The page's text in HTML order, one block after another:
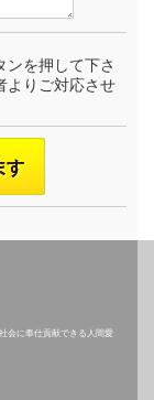
ンを押して下さ
よりご対応させ
会に奉仕貢献できる人間愛